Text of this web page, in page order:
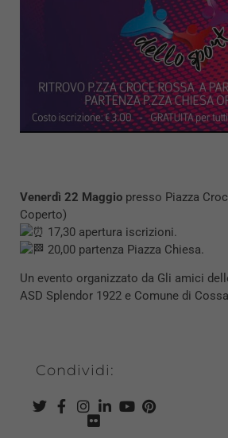
Venerdì 22 Maggio presso Piazza
Coperto)
17,30 apertura iscrizioni.
20,00 partenza Piazza Chiesa.
Un evento organizzato da Gli amici
ASD Splendor 1922 e Comune di
Condividi: